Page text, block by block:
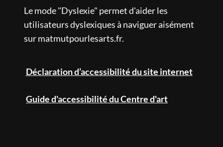
Centre d'art contemporain
Mécénat culturel
Agenda
Le mode "Dyslexie" permet d'aider les
utilisateurs dyslexiques à naviguer aisément
sur matmutpourlesarts.fr.
Déclaration d’accessibilité du site internet
Guide d'accessibilité du Centre d'art